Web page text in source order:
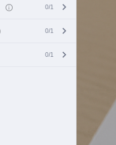
0/1
0/1
0/1